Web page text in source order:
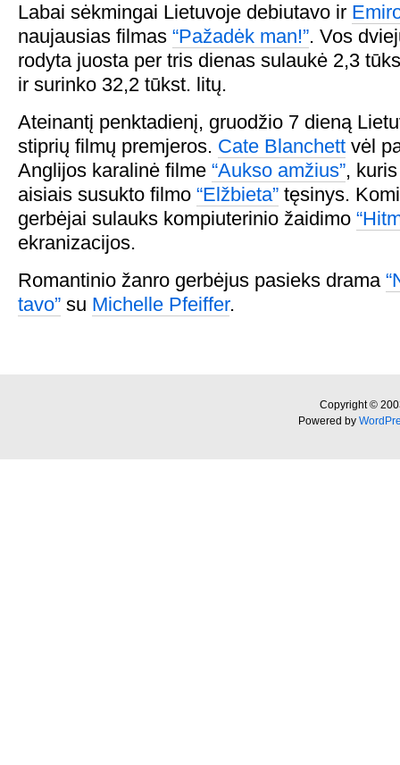
Labai sėkmingai Lietuvoje debiutavo ir
naujausias filmas “Pažadėk man!”. Vos
rodyta juosta per tris dienas sulaukė 2,3
ir surinko 32,2 tūkst. litų.
Ateinantį penktadienį, gruodžio 7 dieną
stiprių filmų premjeros. Cate Blanchett vėl
Anglijos karalinė filme “Aukso amžius”,
aisiais susukto filmo “Elžbieta” tęsinys.
gerbėjai sulauks kompiuterinio žaidimo
ekranizacijos.
Romantinio žanro gerbėjus pasieks drama
tavo” su Michelle Pfeiffer.
Copyright ©
Powered by